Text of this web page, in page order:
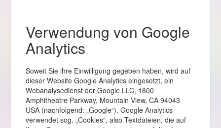
Verwendung von Google
Analytics
Soweit Sie ihre Einwilligung gegeben haben, wird auf
dieser Website Google Analytics eingesetzt, ein
Webanalysedienst der Google LLC, 1600
Amphitheatre Parkway, Mountain View, CA 94043
USA (nachfolgend: „Google“). Google Analytics
verwendet sog. „Cookies“, also Textdateien, die auf